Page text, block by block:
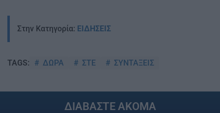
Στην Κατηγορία: ΕΙΔΗΣΕΙΣ
TAGS: ΔΩΡΑ ΣΤΕ ΣΥΝΤΑΞΕΙΣ
ΔΙΑΒΑΣΤΕ ΑΚΟΜΑ